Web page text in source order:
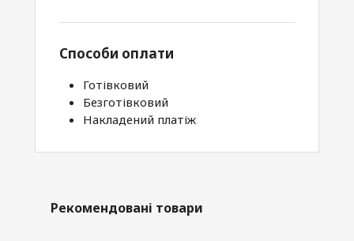
Способи оплати
Готівковий
Безготівковий
Накладений платіж
Рекомендовані товари